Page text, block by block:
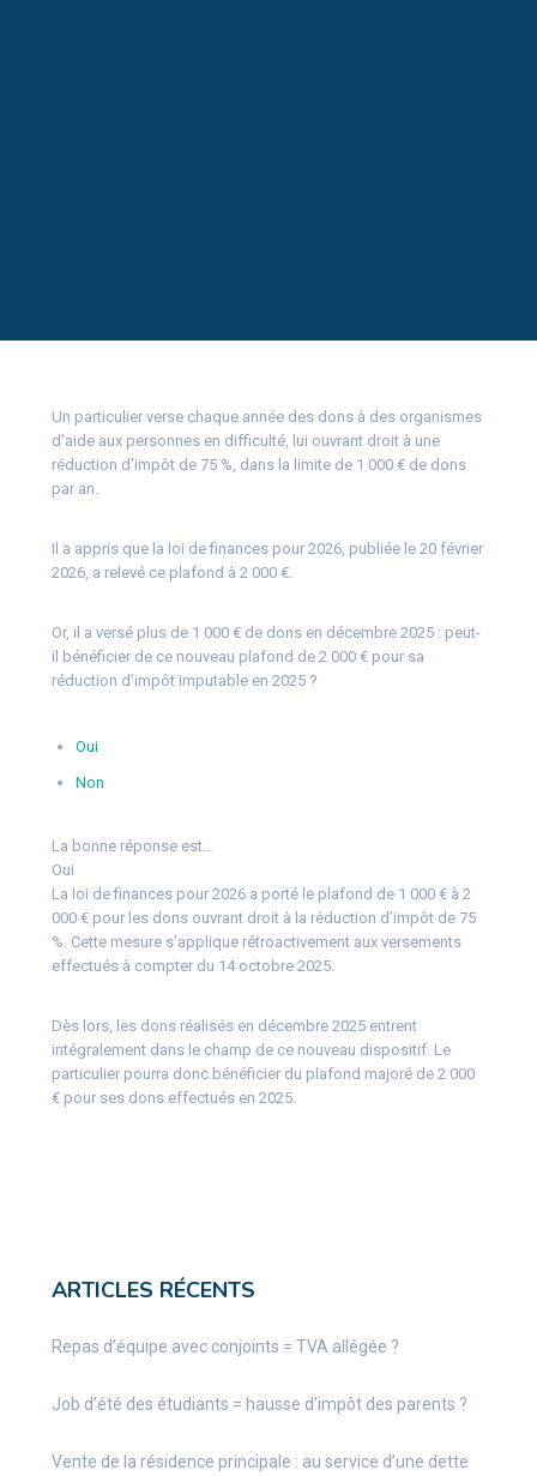
Un particulier verse chaque année des dons à des organismes
d’aide aux personnes en difficulté, lui ouvrant droit à une
réduction d’impôt de 75 %, dans la limite de 1 000 € de dons
par an.
Il a appris que la loi de finances pour 2026, publiée le 20 février
2026, a relevé ce plafond à 2 000 €.
Or, il a versé plus de 1 000 € de dons en décembre 2025 : peut-
il bénéficier de ce nouveau plafond de 2 000 € pour sa
réduction d’impôt imputable en 2025 ?
Oui
Non
La bonne réponse est…
Oui
La loi de finances pour 2026 a porté le plafond de 1 000 € à 2
000 € pour les dons ouvrant droit à la réduction d’impôt de 75
%. Cette mesure s’applique rétroactivement aux versements
effectués à compter du 14 octobre 2025.
Dès lors, les dons réalisés en décembre 2025 entrent
intégralement dans le champ de ce nouveau dispositif. Le
particulier pourra donc bénéficier du plafond majoré de 2 000
€ pour ses dons effectués en 2025.
ARTICLES RÉCENTS
Repas d’équipe avec conjoints = TVA allégée ?
Job d’été des étudiants = hausse d’impôt des parents ?
Vente de la résidence principale : au service d’une dette